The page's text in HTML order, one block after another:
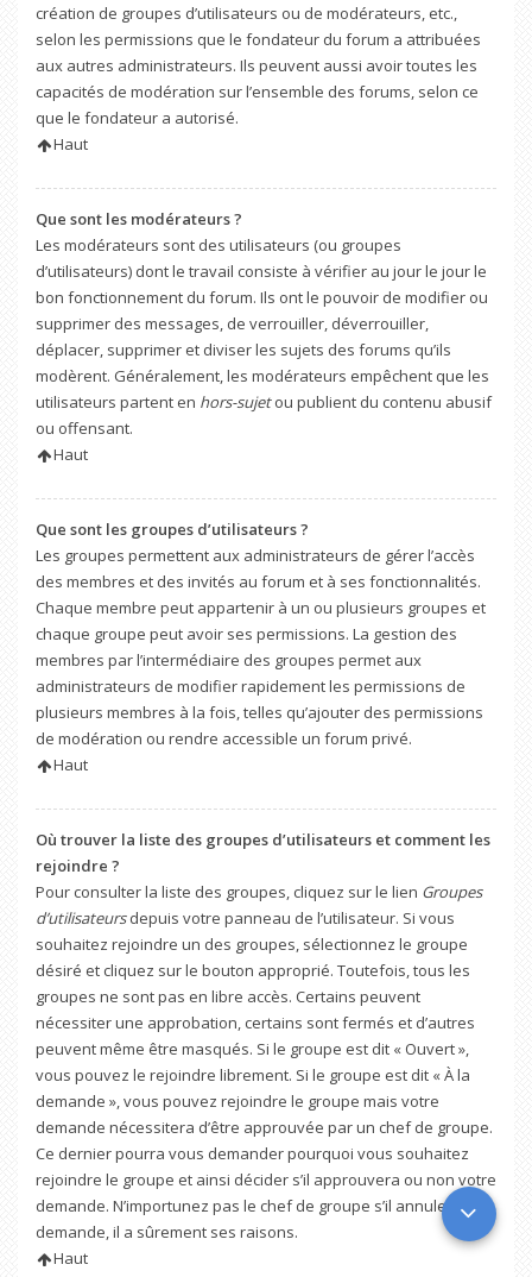
création de groupes d’utilisateurs ou de modérateurs, etc.,
selon les permissions que le fondateur du forum a attribuées
aux autres administrateurs. Ils peuvent aussi avoir toutes les
capacités de modération sur l’ensemble des forums, selon ce
que le fondateur a autorisé.
Haut
Que sont les modérateurs ?
Les modérateurs sont des utilisateurs (ou groupes
d’utilisateurs) dont le travail consiste à vérifier au jour le jour le
bon fonctionnement du forum. Ils ont le pouvoir de modifier ou
supprimer des messages, de verrouiller, déverrouiller,
déplacer, supprimer et diviser les sujets des forums qu’ils
modèrent. Généralement, les modérateurs empêchent que les
utilisateurs partent en hors-sujetou publient du contenu abusif
ou offensant.
Haut
Que sont les groupes d’utilisateurs ?
Les groupes permettent aux administrateurs de gérer l’accès
des membres et des invités au forum et à ses fonctionnalités.
Chaque membre peut appartenir à un ou plusieurs groupes et
chaque groupe peut avoir ses permissions. La gestion des
membres par l’intermédiaire des groupes permet aux
administrateurs de modifier rapidement les permissions de
plusieurs membres à la fois, telles qu’ajouter des permissions
de modération ou rendre accessible un forum privé.
Haut
Où trouver la liste des groupes d’utilisateurs et comment les
rejoindre ?
Pour consulter la liste des groupes, cliquez sur le lien Groupes
d’utilisateursdepuis votre panneau de l’utilisateur. Si vous
souhaitez rejoindre un des groupes, sélectionnez le groupe
désiré et cliquez sur le bouton approprié. Toutefois, tous les
groupes ne sont pas en libre accès. Certains peuvent
nécessiter une approbation, certains sont fermés et d’autres
peuvent même être masqués. Si le groupe est dit « Ouvert »,
vous pouvez le rejoindre librement. Si le groupe est dit « À la
demande », vous pouvez rejoindre le groupe mais votre
demande nécessitera d’être approuvée par un chef de groupe.
Ce dernier pourra vous demander pourquoi vous souhaitez
rejoindre le groupe et ainsi décider s’il approuvera ou non votre
demande. N’importunez pas le chef de groupe s’il annule votre
demande, il a sûrement ses raisons.
Haut